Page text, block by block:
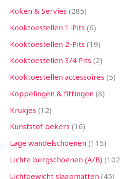
Koken & Servies 285
Kooktoestellen 1-Pits 6
Kooktoestellen 2-Pits 19
Kooktoestellen 3/4 Pits 2
Kooktoestellen accessoires 5
Koppelingen & fittingen 8
Krukjes 12
Kunststof bekers 16
Lage wandelschoenen 115
Lichte bergschoenen (A/B) 102
Lichtgewicht slaapmatten 45